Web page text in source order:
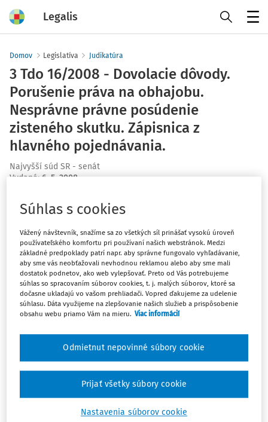
Legalis
Domov Legislatíva Judikatúra
3 Tdo 16/2008 - Dovolacie dôvody.
Porušenie práva na obhajobu.
Nesprávne právne posúdenie
zisteného skutku. Zápisnica z
hlavného pojednávania.
Najvyšší súd SR - senát
Vydané: 6. 5. 2008
Máte predplatné?
Ups, zatiaľ ste si prečítali len
začiatok...
Celý odborný obsah z tejto oblasti je
dostupný predplatiteľom portálu.
Odomknite si prístup k odbornému
obsahu a získajte prístup na 10 dní
zdarma, stačí sa len zaregistrovať.
Súhlas s cookies
Vážený návštevník, snažíme sa zo všetkých síl prinášať vysokú úroveň
používateľského komfortu pri používaní našich webstránok. Medzi
základné predpoklady patrí napr. aby správne fungovalo vyhľadávanie,
aby sme vás neobťažovali nevhodnou reklamou alebo aby sme mali
dostatok podnetov, ako web vylepšovať. Preto od Vás potrebujeme
súhlas so spracovaním súborov cookies, t. j. malých súborov, ktoré sa
dočasne ukladajú vo vašom prehliadači. Vopred ďakujeme za udelenie
súhlasu. Dáta využijeme na zlepšovanie našich služieb a prispôsobenie
obsahu webu priamo Vám na mieru. Viac informácií
Nastavenia súborov cookie
Odmietnut nepovinné súbory cookie
Prijať všetky súbory cookie